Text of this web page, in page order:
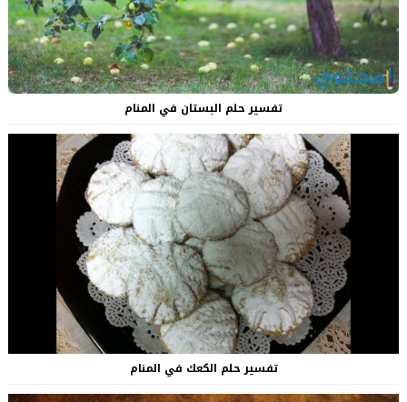
تفسير حلم البستان في المنام
تفسير حلم الكعك في المنام